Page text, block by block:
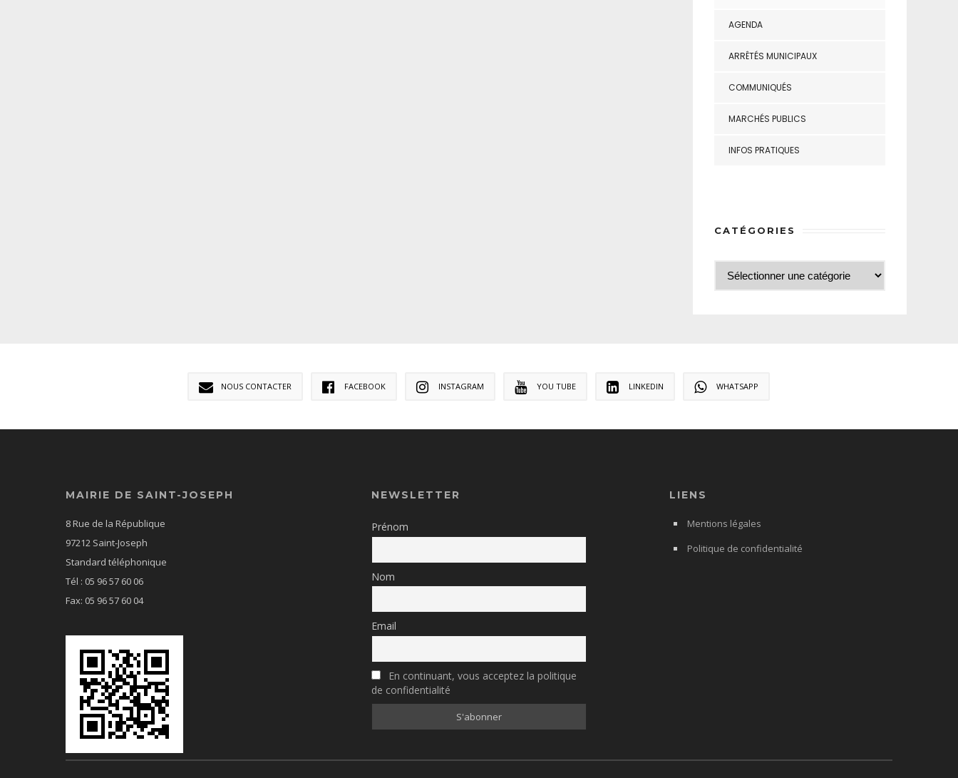
AGENDA
ARRÊTÉS MUNICIPAUX
COMMUNIQUÉS
MARCHÉS PUBLICS
INFOS PRATIQUES
CATÉGORIES
NOUS CONTACTER FACEBOOK INSTAGRAM YOU TUBE LINKEDIN WHATSAPP
MAIRIE DE SAINT-JOSEPH
8 Rue de la République
97212 Saint-Joseph
Standard téléphonique
Tél : 05 96 57 60 06
Fax: 05 96 57 60 04
NEWSLETTER
Prénom
Nom
Email
En continuant, vous acceptez la politique
de confidentialité
LIENS
Mentions légales
Politique de confidentialité